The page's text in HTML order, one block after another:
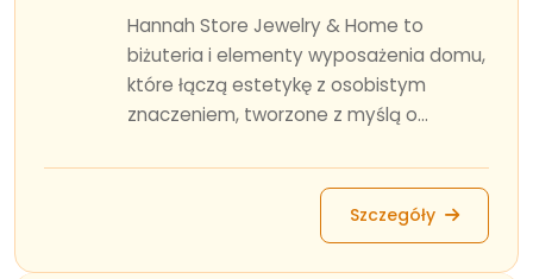
Hannah Store Jewelry & Home to
biżuteria i elementy wyposażenia domu,
które łączą estetykę z osobistym
znaczeniem, tworzone z myślą o...
Szczegóły